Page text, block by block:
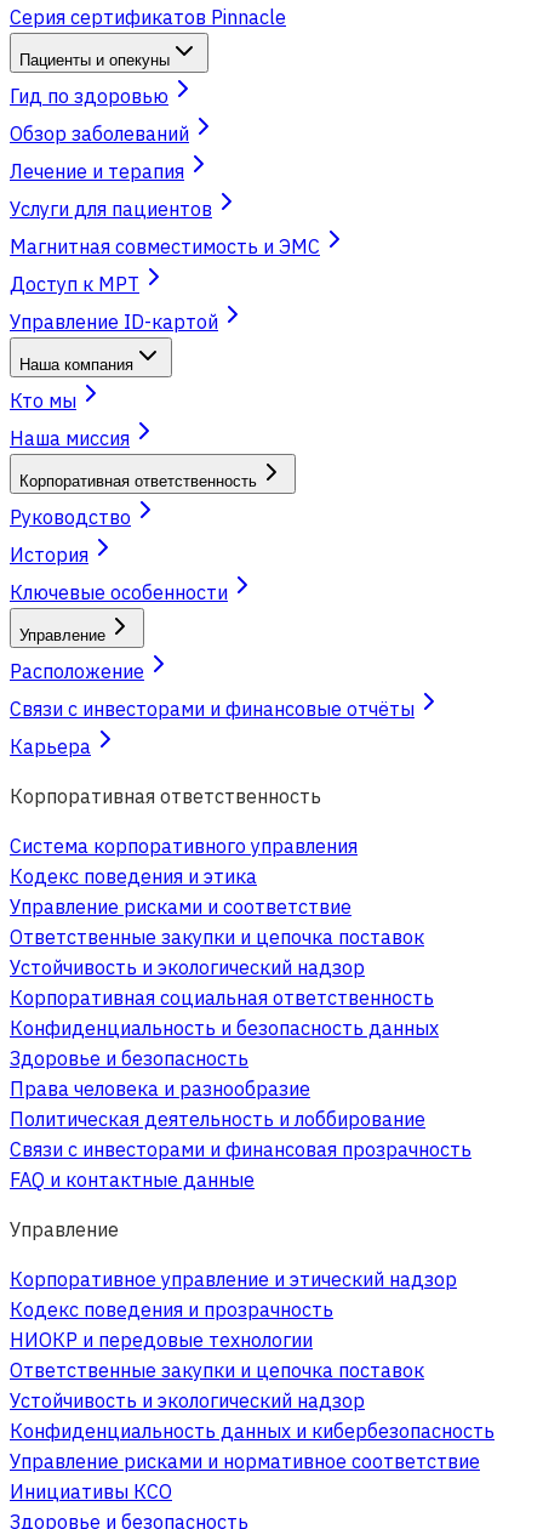
Серия сертификатов Pinnacle
Пациенты и опекуны
Гид по здоровью
Обзор заболеваний
Лечение и терапия
Услуги для пациентов
Магнитная совместимость и ЭМС
Доступ к МРТ
Управление ID-картой
Наша компания
Кто мы
Наша миссия
Корпоративная ответственность
Руководство
История
Ключевые особенности
Управление
Расположение
Связи с инвесторами и финансовые отчёты
Карьера
Корпоративная ответственность
Система корпоративного управления
Кодекс поведения и этика
Управление рисками и соответствие
Ответственные закупки и цепочка поставок
Устойчивость и экологический надзор
Корпоративная социальная ответственность
Конфиденциальность и безопасность данных
Здоровье и безопасность
Права человека и разнообразие
Политическая деятельность и лоббирование
Связи с инвесторами и финансовая прозрачность
FAQ и контактные данные
Управление
Корпоративное управление и этический надзор
Кодекс поведения и прозрачность
НИОКР и передовые технологии
Ответственные закупки и цепочка поставок
Устойчивость и экологический надзор
Конфиденциальность данных и кибербезопасность
Управление рисками и нормативное соответствие
Инициативы КСО
Здоровье и безопасность